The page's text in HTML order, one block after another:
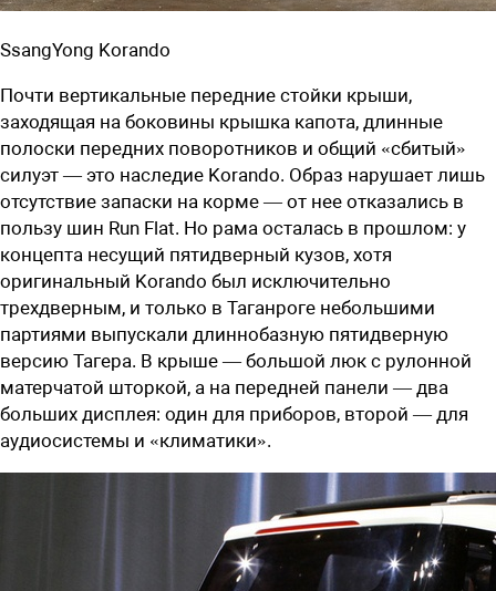
SsangYong Korando
Почти вертикальные передние стойки крыши,
заходящая на боковины крышка капота, длинные
полоски передних поворотников и общий «сбитый»
силуэт — это наследие Korando. Образ нарушает лишь
отсутствие запаски на корме — от нее отказались в
пользу шин Run Flat. Но рама осталась в прошлом: у
концепта несущий пятидверный кузов, хотя
оригинальный Korando был исключительно
трехдверным, и только в Таганроге небольшими
партиями выпускали длиннобазную пятидверную
версию Тагера. В крыше — большой люк с рулонной
матерчатой шторкой, а на передней панели — два
больших дисплея: один для приборов, второй — для
аудиосистемы и «климатики».